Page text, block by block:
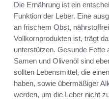
Die Ernährung ist ein
Funktion der Leber. Eine
an frischem Obst,
Vollkornprodukten ist, trägt
unterstützen. Gesunde Fette
Samen und Olivenöl sind
sollten Lebensmittel, die
haben, sowie übermäßiger
werden, um die Leber nicht